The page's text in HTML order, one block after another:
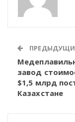
завод
$1,5 млрд
Казахстане